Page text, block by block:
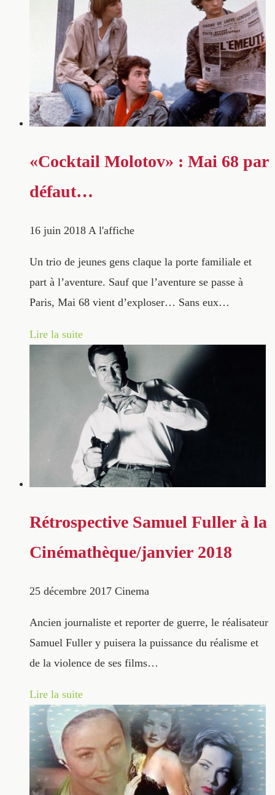
«Cocktail Molotov» : Mai 68 par
défaut…
16 juin 2018 A l'affiche
Un trio de jeunes gens claque la porte familiale et
part à l’aventure. Sauf que l’aventure se passe à
Paris, Mai 68 vient d’exploser… Sans eux…
Lire la suite
Rétrospective Samuel Fuller à la
Cinémathèque/janvier 2018
25 décembre 2017 Cinema
Ancien journaliste et reporter de guerre, le réalisateur
Samuel Fuller y puisera la puissance du réalisme et
de la violence de ses films…
Lire la suite